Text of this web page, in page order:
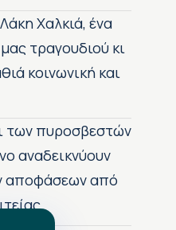
Χαλκιά, ένα
τραγουδιού κι
κοινωνική και
των πυροσβεστών
αναδεικνύουν
αποφάσεων από